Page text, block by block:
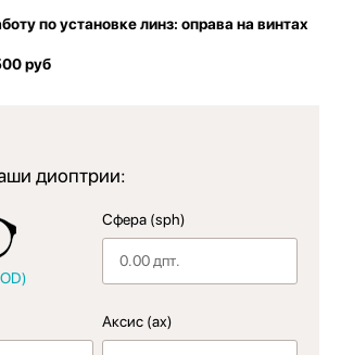
по установке линз: оправа на винтах
руб
диоптрии:
Сфера (sph)
Аксис (ax)